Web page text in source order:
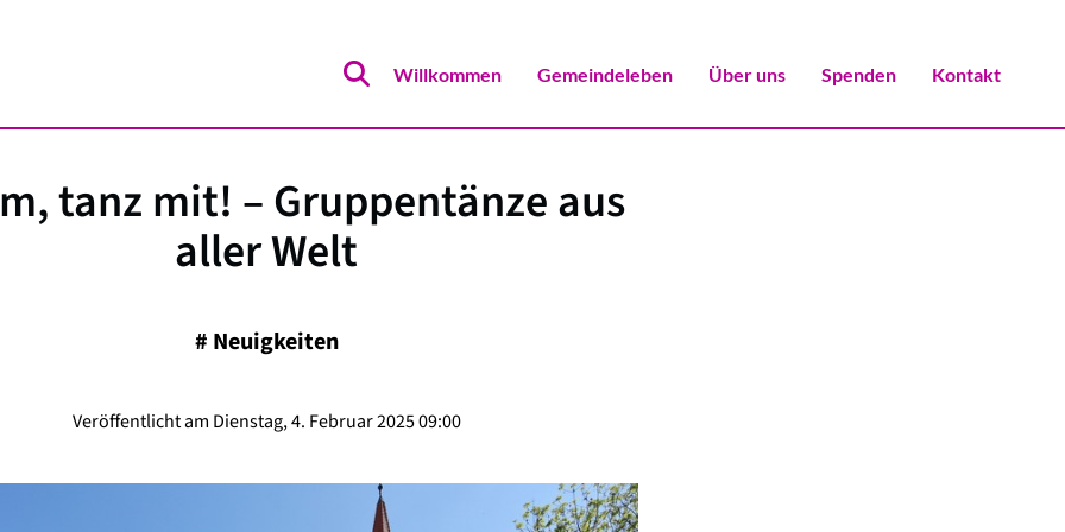
Willkommen Gemeindeleben Über uns Spenden Kontakt
tanz mit! – Gruppentänze aus
aller Welt
# Neuigkeiten
Veröffentlicht am Dienstag, 4. Februar 2025 09:00